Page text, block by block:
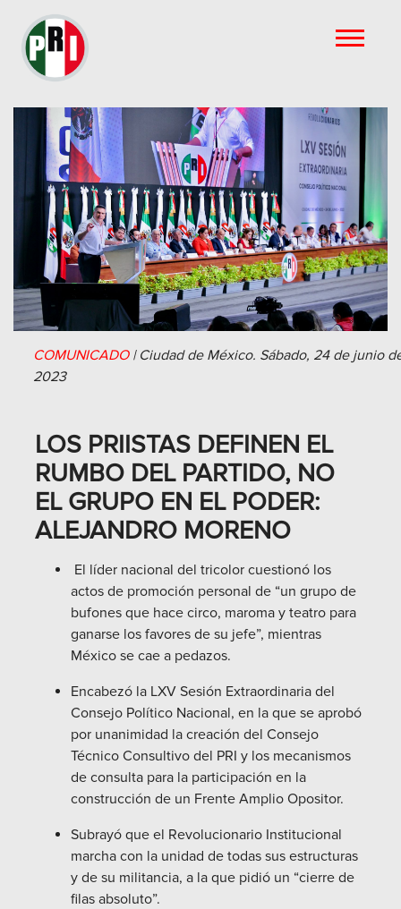
COMUNICADO| Ciudad de México. Sábado, 24 de junio
2023
LOS PRIISTAS DEFINEN EL
RUMBO DEL PARTIDO, NO
EL GRUPO EN EL PODER:
ALEJANDRO MORENO
El líder nacional del tricolor cuestionó los
actos de promoción personal de “un grupo de
bufones que hace circo, maroma y teatro para
ganarse los favores de su jefe”, mientras
México se cae a pedazos.
Encabezó la LXV Sesión Extraordinaria del
Consejo Político Nacional, en la que se aprobó
por unanimidad la creación del Consejo
Técnico Consultivo del PRI y los mecanismos
de consulta para la participación en la
construcción de un Frente Amplio Opositor.
Subrayó que el Revolucionario Institucional
marcha con la unidad de todas sus estructuras
y de su militancia, a la que pidió un “cierre de
filas absoluto”.